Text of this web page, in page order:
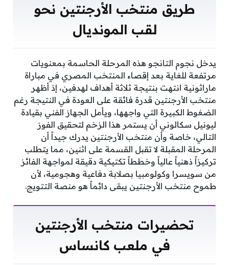
طريق منتخب الأرجنتين نحو
لقب المونديال
يدخل نجوم التانجو هذه المرحلة الحاسمة بمعنويات
مرتفعة للغاية بعد إقصاء المنتخب المصري في مباراة
ماراثونية انتهت بنتيجة ثلاثة أهداف لهدفين، إذ أظهر
منتخب الأرجنتين قدرة فائقة على العودة في النتيجة رغم
الضغوط الكبيرة التي واجهها، ويأمل الجهاز الفني بقيادة
ليونيل سكالوني أن يستمر هذا الزخم لتحقيق الفوز
التالي، خاصة وأن منتخب الأرجنتين يدرك جيداً أن
المرحلة المقبلة لا تقبل القسمة على اثنين، مما يتطلب
تركيزاً ذهنياً عالياً وخططاً تكتيكية دقيقة لمواجهة الفائز
من سويسرا وكولومبيا بصلابة دفاعية وهجومية، لأن
طموح منتخب الأرجنتين يبقى دائماً هو منصة التتويج.
تحضيرات منتخب الأرجنتين
في ملعب كانساس